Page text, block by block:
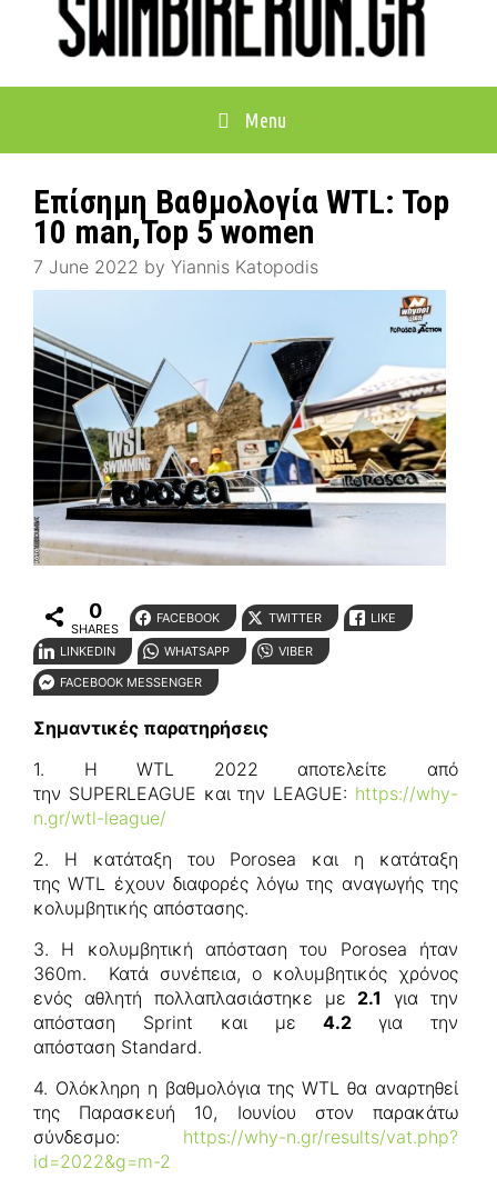
Menu
Επίσημη Βαθμολογία WTL: Top
10 man,Top 5 women
7 June 2022 by Yiannis Katopodis
0
SHARES
FACEBOOK TWITTER LIKE
LINKEDIN WHATSAPP
VIBER
FACEBOOK MESSENGER
Σημαντικές παρατηρήσεις
1. Η WTL 2022 αποτελείτε από
την SUPERLEAGUE και την LEAGUE: https://why-
n.gr/wtl-league/
2. Η κατάταξη του Porosea και η κατάταξη
της WTL έχουν διαφορές λόγω της αναγωγής της
κολυμβητικής απόστασης.
3. Η κολυμβητική απόσταση του Porosea ήταν
360m. Κατά συνέπεια, ο κολυμβητικός χρόνος
ενός αθλητή πολλαπλασιάστηκε με 2.1
για την
απόσταση Sprint και με4.2για την
απόσταση Standard.
4. Ολόκληρη η βαθμολόγια της WTL θα αναρτηθεί
της Παρασκευή 10, Ιουνίου στον παρακάτω
σύνδεσμο: https://why-n.gr/results/vat.php?
id=2022&g=m-2